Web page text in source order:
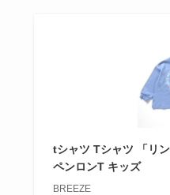
tシャツ Tシャツ 「リ
ペンロンT キッズ
BREEZE